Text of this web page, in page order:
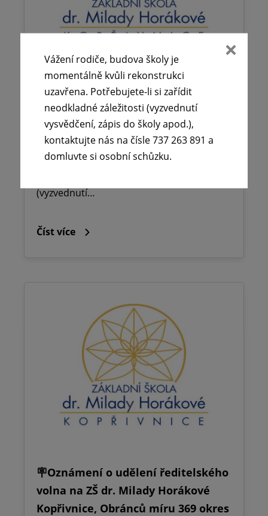
🕧 Úřední dny v době letních
prázdnin ☀️
29. 6. 2026
Vážení rodiče, budova školy je momentálně
kvůli rekonstrukci uzavřena. Potřebujete-li
(vyzvednutí…
Číst více
🪧Oznámení o udělení ředitelského
volna na ZŠ dr. Milady Horákové
Kopřivnice, Obránců míru 369 okres
Vážení rodiče, budova školy je
momentálně kvůli rekonstrukci
uzavřena. Potřebujete-li si zařídit
neodkladné záležitosti (vyzvednutí
vysvědčení, zápis do školy apod.),
kontaktujte nás na čísle 737 263 891 a
domluvte si osobní schůzku.